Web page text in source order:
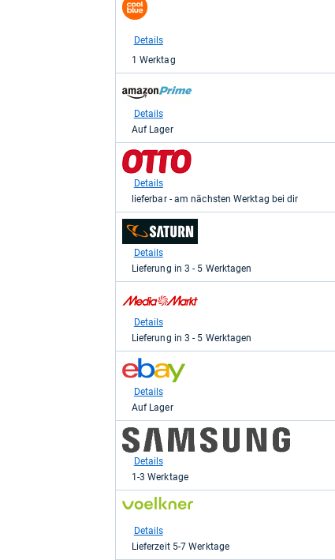
Shop:
coolblue
939,90
kaufen.
Details
1 Werktag
Shop:
für
943,00
kaufen.
Details
Auf Lager
zum
Shop:
Otto.de
für
943,00
kaufen.
Details
lieferbar - am nächsten Werktag bei dir
zum
Shop:
Saturn
für
kaufen.
Details
Lieferung in 3 - 5 Werktagen
zum
Shop:
Media
Markt
949,00
kaufen.
Details
Lieferung in 3 - 5 Werktagen
zum
Shop:
für
969,00
kaufen.
Details
Auf Lager
zum
Shop:
979,00
Details
1-3 Werktage
zum
voelkner.de
für
Details
Lieferzeit 5-7 Werktage